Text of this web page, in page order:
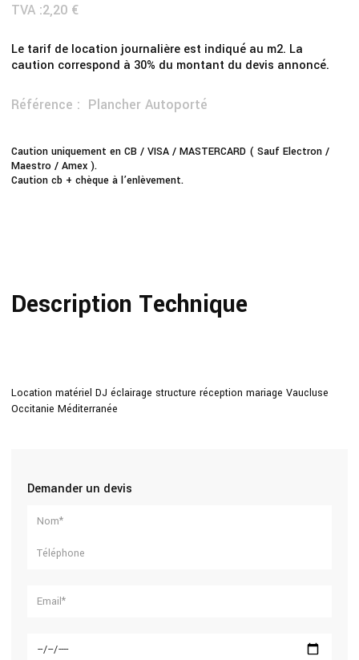
TVA :2,20 €
Le tarif de location journalière est indiqué au m2. La
caution correspond à 30% du montant du devis annoncé.
Référence : Plancher Autoporté
Caution uniquement en CB / VISA / MASTERCARD ( Sauf Electron /
Maestro / Amex ).
Caution cb + chèque à l’enlèvement.
Description Technique
Location matériel DJ éclairage structure réception mariage Vaucluse
Occitanie Méditerranée
Demander un devis